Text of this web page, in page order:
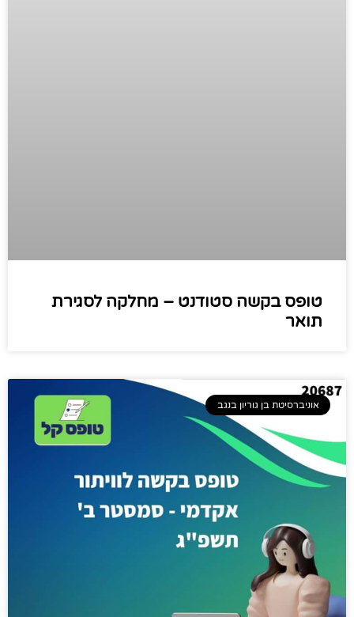
טופס בקשה סטודנט – מחלקה לסגירת
תואר
אוניברסיטת בן גוריון בנגב